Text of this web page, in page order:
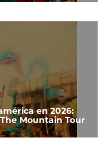
en 2026:
Mountain Tour